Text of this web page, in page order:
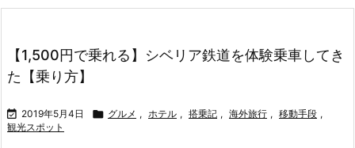
【1,500円で乗れる】シベリア鉄道を体験乗車してき
た【乗り方】
 2019年5月4日  グルメ , ホテル , 搭乗記 , 海外旅行 , 移動手段 ,
観光スポット